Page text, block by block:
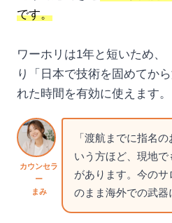
です。
ワーホリは1年と短いため、
り「日本で技術を固めてか
れた時間を有効に使えます。
カウンセラ
ー
まみ
「渡航までに指名
いう方ほど、現地
があります。今の
のまま海外での武器